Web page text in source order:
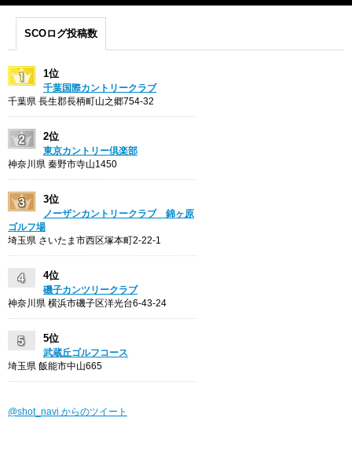
SCOログ投稿数
1位
千葉国際カントリークラブ
千葉県 長生郡長柄町山之郷754-32
2位
東京カントリー倶楽部
神奈川県 秦野市寺山1450
3位
ノーザンカントリークラブ 錦ヶ原
ゴルフ場
埼玉県 さいたま市西区塚本町2-22-1
4位
磯子カンツリークラブ
神奈川県 横浜市磯子区洋光台6-43-24
5位
武蔵丘ゴルフコース
埼玉県 飯能市中山665
@shot_navi からのツイート